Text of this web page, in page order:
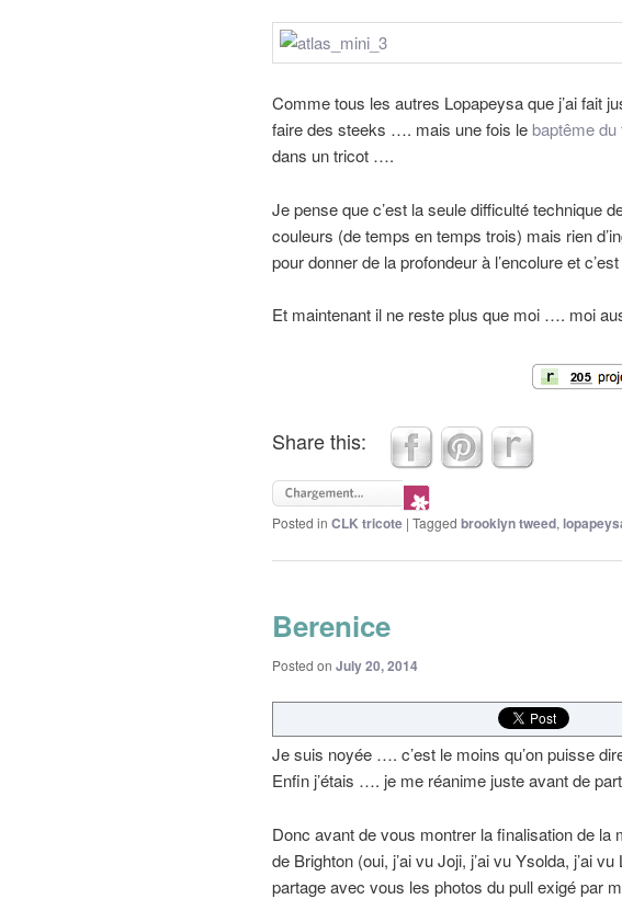
Comme tous les autres Lopapeysa que j’ai fait
faire des steeks …. mais une fois lebaptême du
dans un tricot ….
Je pense que c’est la seule difficulté technique
couleurs (de temps en temps trois) mais rien
pour donner de la profondeur à l’encolure et
Et maintenant il ne reste plus que moi …. moi
Share this:
Posted in CLK tricote | Tagged brooklyn tweed,
Berenice
Posted on July 20, 2014
Je suis noyée …. c’est le moins qu’on puisse
Enfin j’étais …. je me réanime juste avant de
Donc avant de vous montrer la finalisation de
de Brighton (oui, j’ai vu Joji, j’ai vu Ysolda, j’ai
partage avec vous les photos du pull exigé par